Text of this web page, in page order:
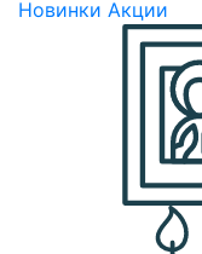
Новинки Акции